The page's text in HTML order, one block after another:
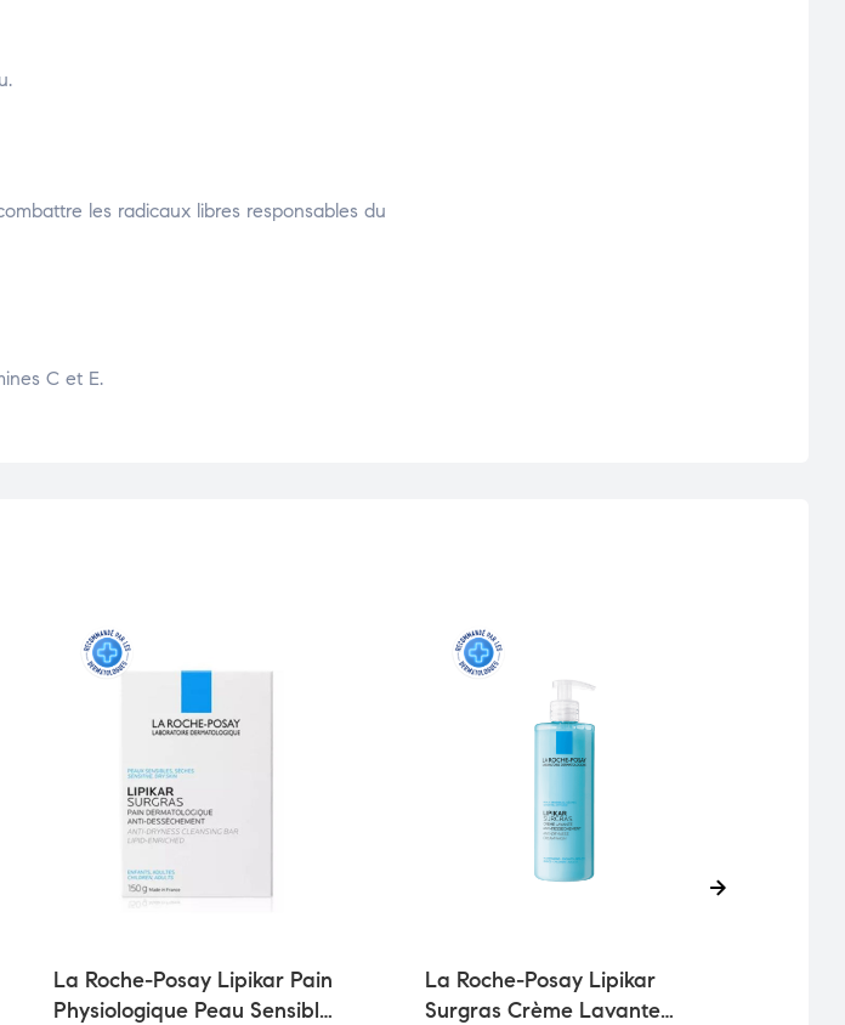
les radicaux libres responsables du
C et E.
La Roche-Posay Lipikar Pain
Physiologique Peau Sensible
La Roche-Posay Lipikar
Surgras Crème Lavante